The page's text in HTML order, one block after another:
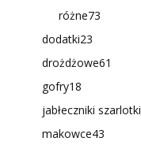
różne73
dodatki23
drożdżowe61
gofry18
jabłeczniki szarlotki
makowce43